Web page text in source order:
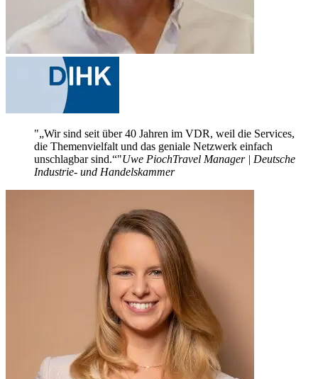
„Wir sind seit über 40 Jahren im VDR, weil die Services,
die Themenvielfalt und das geniale Netzwerk einfach
unschlagbar sind.“ Uwe PiochTravel Manager | Deutsche
Industrie- und Handelskammer